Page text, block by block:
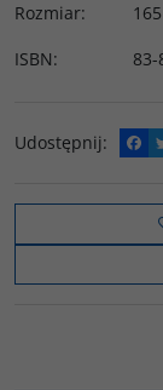
Rozmiar:
ISBN: 83-
Udostępnij:
F
a
e
o
k